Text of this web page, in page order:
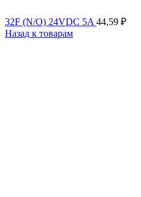
32F (N/O) 24VDC 5A 44,59 ₽
Назад к товарам